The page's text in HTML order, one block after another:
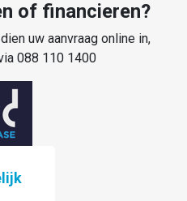
of financieren?
uw aanvraag online in,
088 110 1400